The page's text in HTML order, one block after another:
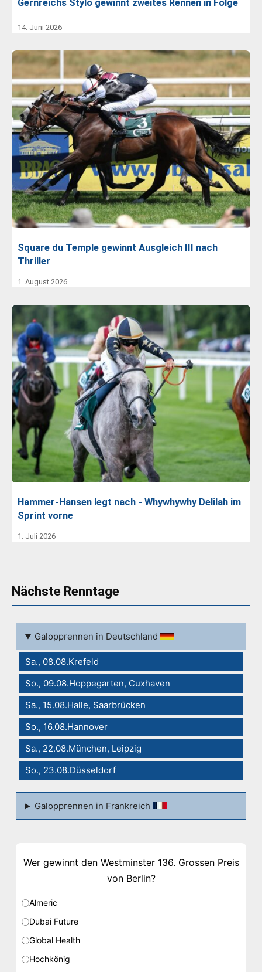
Gernreichs Stylo gewinnt zweites Rennen in Folge
14. Juni 2026
Square du Temple gewinnt Ausgleich III nach
Thriller
1. August 2026
Hammer-Hansen legt nach - Whywhywhy Delilah im
Sprint vorne
1. Juli 2026
Nächste Renntage
Galopprennen in Deutschland
Sa., 08.08.Krefeld
So., 09.08.Hoppegarten, Cuxhaven
Sa., 15.08.Halle, Saarbrücken
So., 16.08.Hannover
Sa., 22.08.München, Leipzig
So., 23.08.Düsseldorf
Galopprennen in Frankreich
Wer gewinnt den Westminster 136. Grossen Preis
von Berlin?
Almeric
Dubai Future
Global Health
Hochkönig